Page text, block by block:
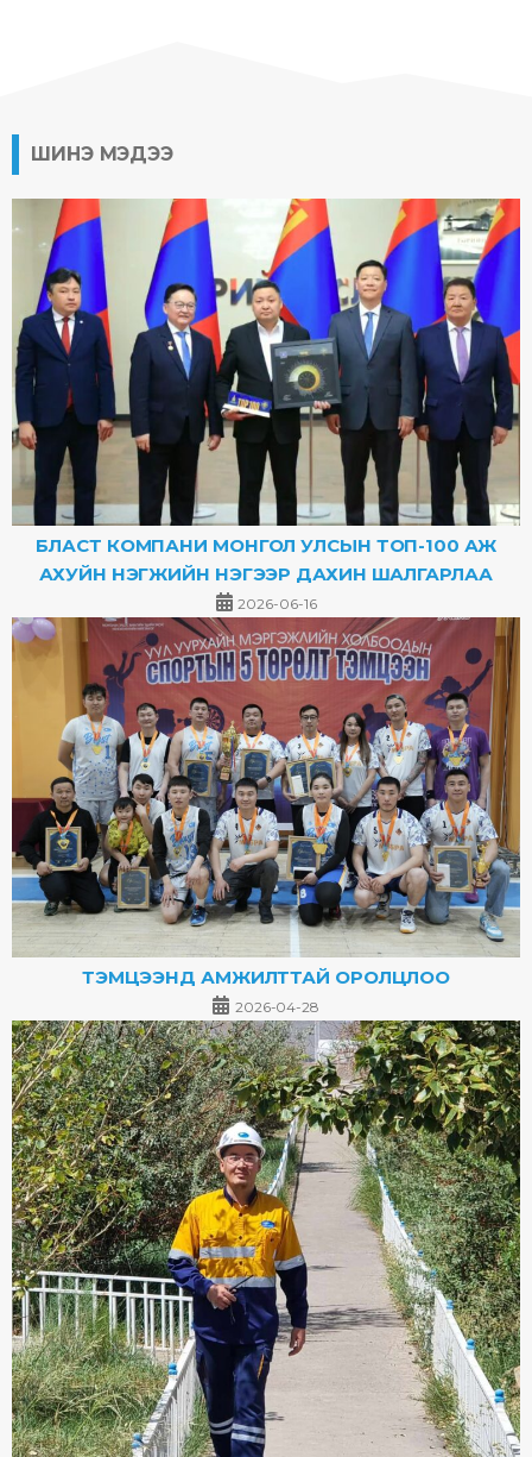
ШИНЭ МЭДЭЭ
БЛАСТ КОМПАНИ МОНГОЛ УЛСЫН ТОП-100 АЖ
АХУЙН НЭГЖИЙН НЭГЭЭР ДАХИН ШАЛГАРЛАА
2026-06-16
ТЭМЦЭЭНД АМЖИЛТТАЙ ОРОЛЦЛОО
2026-04-28